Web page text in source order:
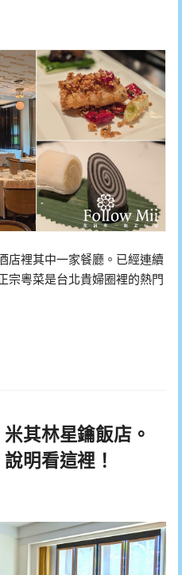
店裡其中一家餐廳。已經連續
宗粵菜是台北貴婦圈裡的熱門
其林星鑰飯店。
明看這裡！